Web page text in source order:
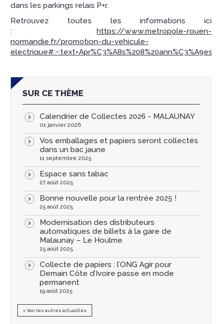
dans les parkings relais P+r.
Retrouvez toutes les informations ici
: https://www.metropole-rouen-
normandie.fr/promotion-du-vehicule-
SUR CE THÈME
Calendrier de Collectes 2026 - MALAUNAY
01 janvier 2026
Vos emballages et papiers seront collectés
dans un bac jaune
11 septembre 2025
Espace sans tabac
27 août 2025
Bonne nouvelle pour la rentrée 2025 !
25 août 2025
Modernisation des distributeurs
automatiques de billets à la gare de
Malaunay – Le Houlme
25 août 2025
Collecte de papiers : l’ONG Agir pour
Demain Côte d’Ivoire passe en mode
permanent
19 août 2025
> Voir les autres actualités